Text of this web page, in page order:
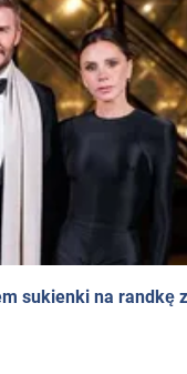
sukienki na randkę